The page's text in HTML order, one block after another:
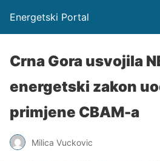
Energetski Portal
Crna Gora usvojila
energetski zakon
primjene CBAM-a
Milica Vuckovic